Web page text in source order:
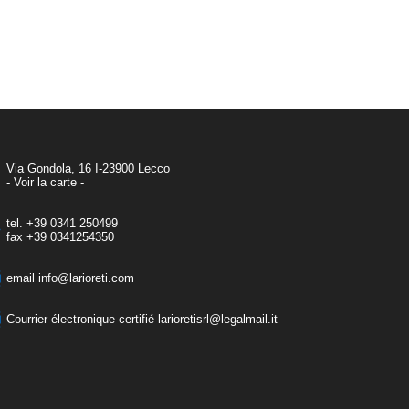
Via Gondola, 16 I-23900 Lecco
- Voir la carte -
tel. +39 0341 250499
fax +39 0341254350
email info@larioreti.com
Courrier électronique certifié larioretisrl@legalmail.it